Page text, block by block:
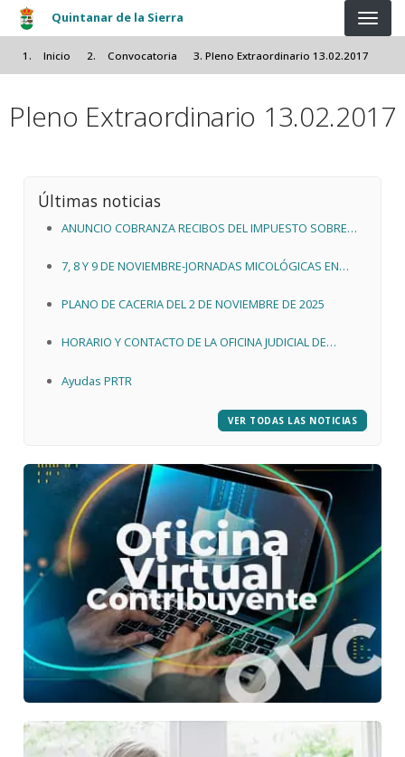
Pasar al contenido principal
Quintanar de la Sierra
Inicio Convocatoria Pleno Extraordinario 13.02.2017
Pleno Extraordinario 13.02.2017
Últimas noticias
ANUNCIO COBRANZA RECIBOS DEL IMPUESTO SOBRE
7, 8 Y 9 DE NOVIEMBRE-JORNADAS MICOLÓGICAS EN
PLANO DE CACERIA DEL 2 DE NOVIEMBRE DE 2025
HORARIO Y CONTACTO DE LA OFICINA JUDICIAL DE
Ayudas PRTR
VER TODAS LAS NOTICIAS